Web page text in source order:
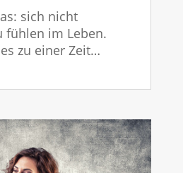
sich nicht
fühlen im Leben.
zu einer Zeit…